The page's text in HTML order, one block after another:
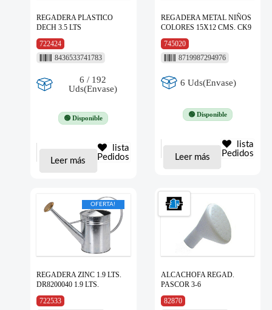
REGADERA PLASTICO
DECH 3.5 LTS
722424
8436533741783
6 / 192
Uds(Envase)
🟢 Disponible
Leer más
lista
Pedidos
REGADERA METAL NIÑOS
COLORES 15X12 CMS. CK9
745020
8719987294976
6 Uds(Envase)
🟢 Disponible
Leer más
lista
Pedidos
OFERTA!
REGADERA ZINC 1.9 LTS.
DR8200040 1.9 LTS.
722533
ALCACHOFA REGAD.
PASCOR 3-6
82870